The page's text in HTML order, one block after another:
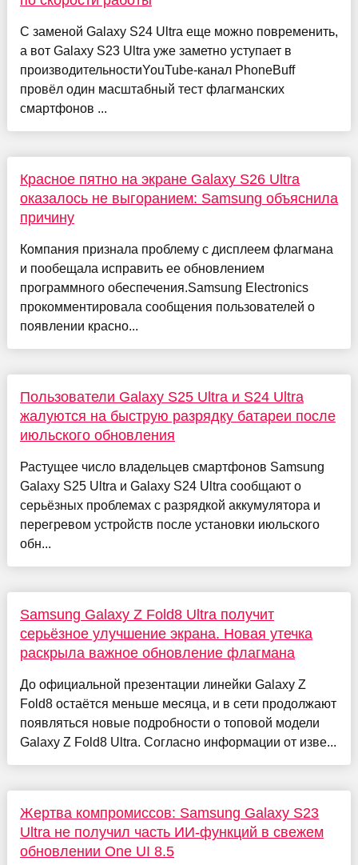
С заменой Galaxy S24 Ultra еще можно повременить,
а вот Galaxy S23 Ultra уже заметно уступает в
производительностиYouTube-канал PhoneBuff
провёл один масштабный тест флагманских
смартфонов ...
Красное пятно на экране Galaxy S26 Ultra
оказалось не выгоранием: Samsung объяснила
причину
Компания признала проблему с дисплеем флагмана
и пообещала исправить ее обновлением
программного обеспечения.Samsung Electronics
прокомментировала сообщения пользователей о
появлении красно...
Пользователи Galaxy S25 Ultra и S24 Ultra
жалуются на быструю разрядку батареи после
июльского обновления
Растущее число владельцев смартфонов Samsung
Galaxy S25 Ultra и Galaxy S24 Ultra сообщают о
серьёзных проблемах с разрядкой аккумулятора и
перегревом устройств после установки июльского
обн...
Samsung Galaxy Z Fold8 Ultra получит
серьёзное улучшение экрана. Новая утечка
раскрыла важное обновление флагмана
До официальной презентации линейки Galaxy Z
Fold8 остаётся меньше месяца, и в сети продолжают
появляться новые подробности о топовой модели
Galaxy Z Fold8 Ultra. Согласно информации от изве...
Жертва компромиссов: Samsung Galaxy S23
Ultra не получил часть ИИ-функций в свежем
обновлении One UI 8.5